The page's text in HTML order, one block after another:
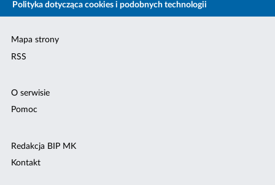
Polityka dotycząca cookies i podobnych technologii
Mapa strony
RSS
O serwisie
Pomoc
Redakcja BIP MK
Kontakt